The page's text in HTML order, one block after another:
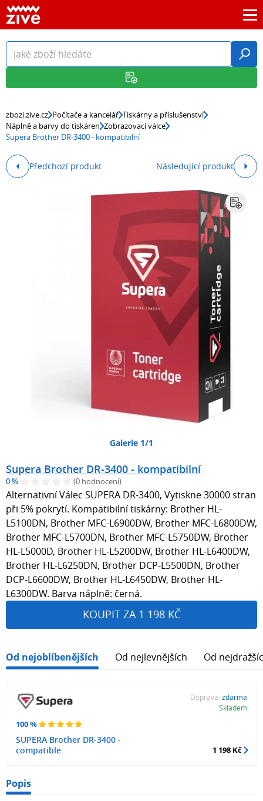
zbozi.zive.cz Počítače a kancelář Tiskárny a příslušenství
Náplně a barvy do tiskáren Zobrazovací válce
Supera Brother DR-3400 - kompatibilní
Předchozí produkt Následující produkt
Galerie 1/1
Supera Brother DR-3400 - kompatibilní
0 % (0 hodnocení)
Alternativní Válec SUPERA DR-3400, Vytiskne 30000 stran
při 5% pokrytí. Kompatibilní tiskárny: Brother HL-
L5100DN, Brother MFC-L6900DW, Brother MFC-L6800DW,
Brother MFC-L5700DN, Brother MFC-L5750DW, Brother
HL-L5000D, Brother HL-L5200DW, Brother HL-L6400DW,
Brother HL-L6250DN, Brother DCP-L5500DN, Brother
DCP-L6600DW, Brother HL-L6450DW, Brother HL-
L6300DW. Barva náplně: černá.
KOUPIT ZA 1 198 KČ
Od nejoblíbenějších Od nejlevnějších Od
100 %
SUPERA Brother DR-3400 -
compatible
Doprava: zdarma
Skladem
1 198 Kč
Popis